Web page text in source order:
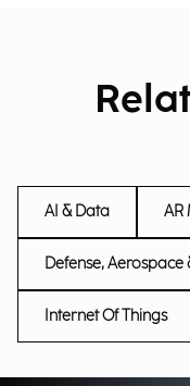
AI & Data AR
Defense,
Internet Of Things